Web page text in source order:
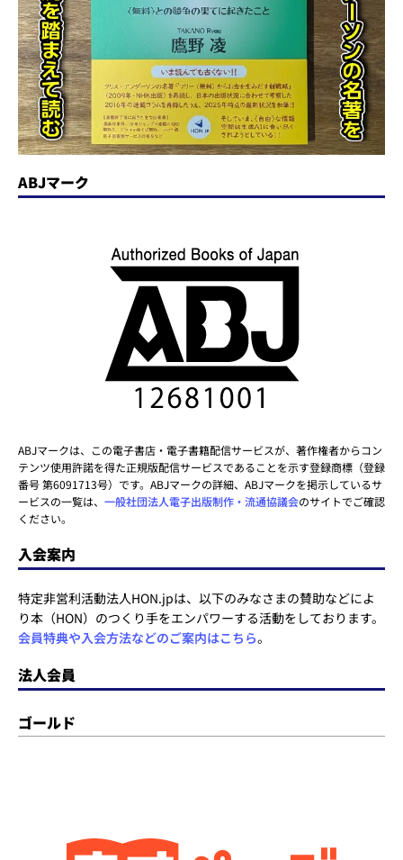
ABJマーク
ABJマークは、この電子書店・電子書籍配信サービスが、著作権者からコン
テンツ使用許諾を得た正規版配信サービスであることを示す登録商標（登録
番号 第6091713号）です。ABJマークの詳細、ABJマークを掲示しているサ
ービスの一覧は、 一般社団法人電子出版制作・流通協議会のサイトでご確認
ください。
入会案内
特定非営利活動法人HON.jpは、以下のみなさまの賛助などによ
り本（HON）のつくり手をエンパワーする活動をしております。
会員特典や入会方法などのご案内はこちら。
法人会員
ゴールド